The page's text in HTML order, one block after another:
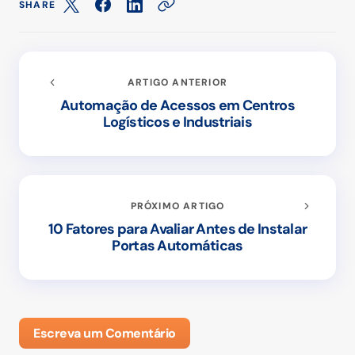
SHARE
ARTIGO ANTERIOR
Automação de Acessos em Centros
Logísticos e Industriais
PRÓXIMO ARTIGO
10 Fatores para Avaliar Antes de Instalar
Portas Automáticas
Escreva um Comentário